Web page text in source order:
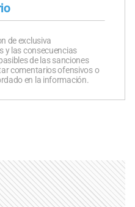
de exclusiva
y las consecuencias
de las sanciones
comentarios ofensivos o
en la información.